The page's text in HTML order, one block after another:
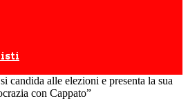
candida alle elezioni e presenta la sua
con Cappato”